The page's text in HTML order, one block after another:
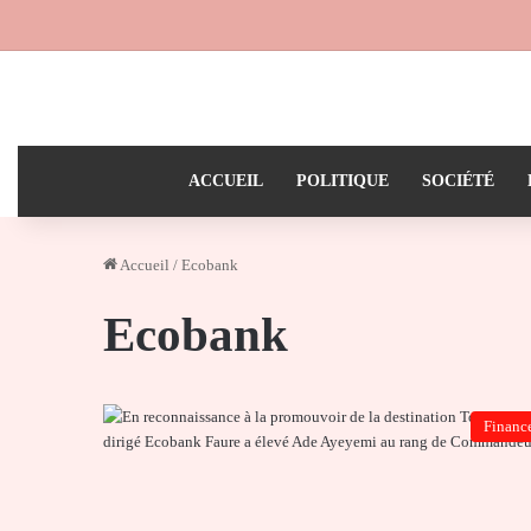
ACCUEIL POLITIQUE SOCIÉTÉ
Accueil / Ecobank
Ecobank